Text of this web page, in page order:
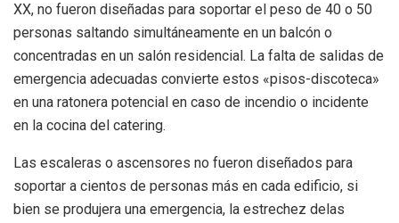
XX, no fueron diseñadas para soportar el peso de 40 o 50
personas saltando simultáneamente en un balcón o
concentradas en un salón residencial. La falta de salidas de
emergencia adecuadas convierte estos «pisos-discoteca»
en una ratonera potencial en caso de incendio o incidente
en la cocina del catering.
Las escaleras o ascensores no fueron diseñados para
soportar a cientos de personas más en cada edificio, si
bien se produjera una emergencia, la estrechez delas